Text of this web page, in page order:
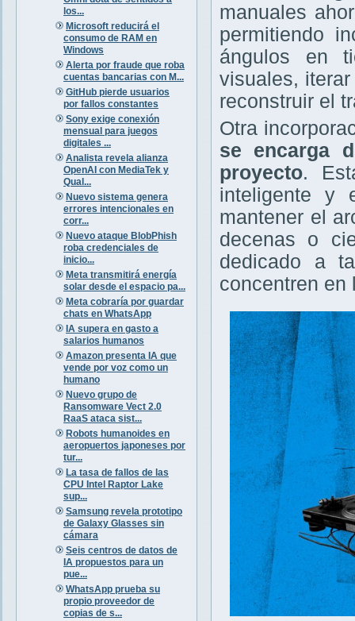
los...
Microsoft reducirá el
consumo de RAM en
Windows
Alerta por fraude que roba
cuentas bancarias con M...
GitHub pierde usuarios
por fallos constantes
Sony exige conexión
mensual para juegos
digitales ...
Analista revela alianza
OpenAI con MediaTek y
Qual...
Nuevo sistema genera
errores intencionales en
corr...
Nuevo ataque BlobPhish
roba credenciales de
inicio...
Meta transmitirá energía
solar desde el espacio pa...
Meta cobraría por guardar
chats en WhatsApp
IA supera en gasto a
salarios humanos
Amazon presenta IA que
vende por voz como un
humano
Nuevo grupo de
Ransomware Vect 2.0
RaaS ataca sist...
Robots humanoides en
aeropuertos japoneses por
tur...
La tasa de fallos de las
CPU Intel Raptor Lake
sup...
Samsung revela prototipo
de Galaxy Glasses sin
cámara
Seis centros de datos de
IA propuestos para un
pue...
WhatsApp prueba su
propio proveedor de
copias de s...
manuales
permitiendo
ángulos en
visuales,
reconstruir el
Otra
se encarga
proyecto.
inteligente y
mantener el
decenas o
dedicado a
concentren en